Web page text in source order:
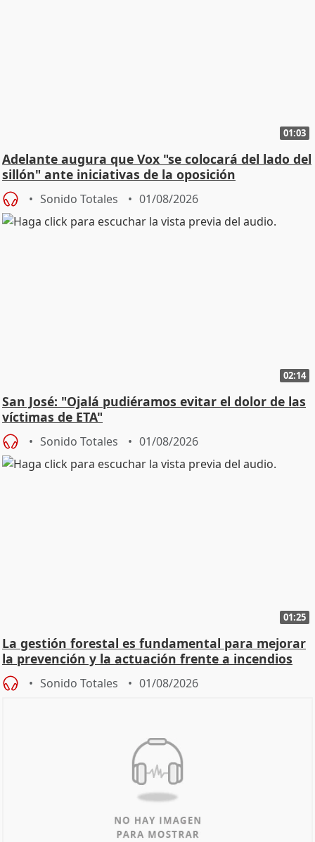
01:03
Adelante augura que Vox "se colocará del lado del
sillón" ante iniciativas de la oposición
Sonido Totales 01/08/2026
02:14
San José: "Ojalá pudiéramos evitar el dolor de las
víctimas de ETA"
Sonido Totales 01/08/2026
01:25
La gestión forestal es fundamental para mejorar
la prevención y la actuación frente a incendios
Sonido Totales 01/08/2026